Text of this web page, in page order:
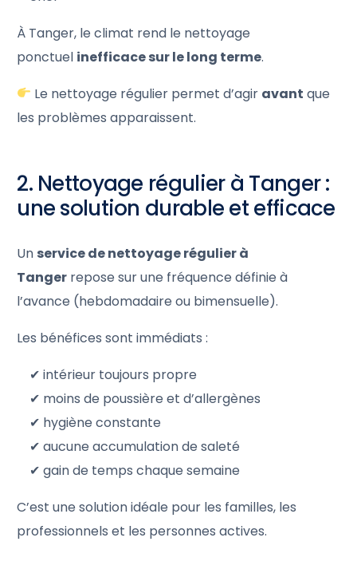
À Tanger, le climat rend le nettoyage
ponctuel inefficace sur le long terme.
Le nettoyage régulier permet d’agir avant que
les problèmes apparaissent.
2. Nettoyage régulier à Tanger :
une solution durable et efficace
Un service de nettoyage régulier à
Tanger repose sur une fréquence définie à
l’avance (hebdomadaire ou bimensuelle).
Les bénéfices sont immédiats :
✔ intérieur toujours propre
✔ moins de poussière et d’allergènes
✔ hygiène constante
✔ aucune accumulation de saleté
✔ gain de temps chaque semaine
C’est une solution idéale pour les familles, les
professionnels et les personnes actives.